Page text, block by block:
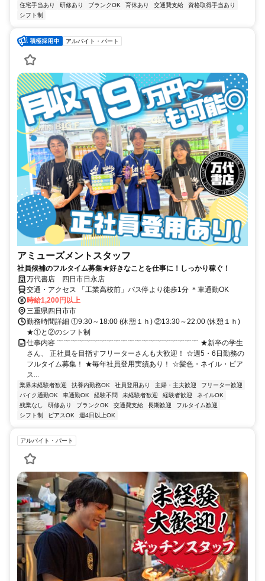
住宅手当あり
研修あり ブランクOK 育休あり 交通費支給
資格取得手当あり
シフト制
アルバイト・パート
アミューズメントスタッフ
社員候補のフルタイム募集★好きなことを仕事に！しっかり稼ぐ！
万代書店 四日市日永店
交通・アクセス 「工業高校前」バス停より徒歩1分 ＊車通勤OK
時給1,200円以上
三重県四日市市
勤務時間詳細 ①9:30～18:00 (休憩１ｈ) ②13:30～22:00 (休憩１ｈ)
★①と②のシフト制
仕事内容 ﹌﹌﹌﹌﹌﹌﹌﹌﹌﹌﹌﹌﹌﹌﹌﹌﹌﹌﹌﹌ ★新卒の学生
さん、 正社員を目指すフリーターさんも大歓迎！ ☆週5・6日勤務の
フルタイム募集！ ★毎年社員登用実績あり！ ☆髪色・ネイル・ピア
ス...
業界未経験者歓迎 扶養内勤務OK 社員登用あり 主婦・主夫歓迎
フリーター歓迎
バイク通勤OK
車通勤OK 経験不問 未経験者歓迎 経験者歓迎
ネイルOK
残業なし
研修あり ブランクOK 交通費支給 長期歓迎
フルタイム歓迎
シフト制
ピアスOK 週4日以上OK
アルバイト・パート